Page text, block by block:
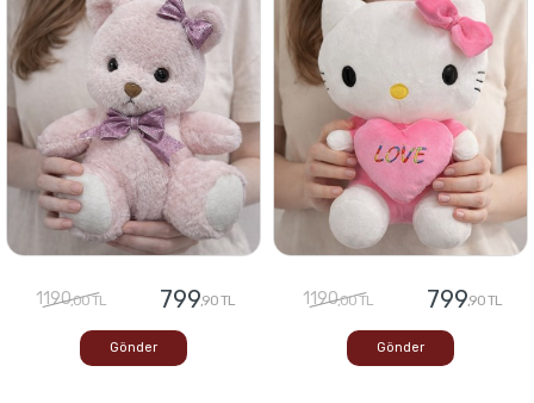
1190,00 TL 799,90 TL
Gönder
1190,00 TL 799,90 TL
Gönder